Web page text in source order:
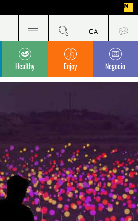
Healthy Enjoy Negocio